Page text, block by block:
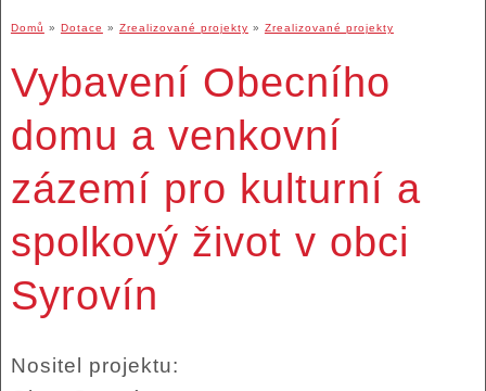
Domů » Dotace » Zrealizované projekty » Zrealizované projekty
Vybavení Obecního
domu a venkovní
zázemí pro kulturní a
spolkový život v obci
Syrovín
Nositel projektu: